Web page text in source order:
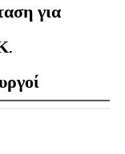
για